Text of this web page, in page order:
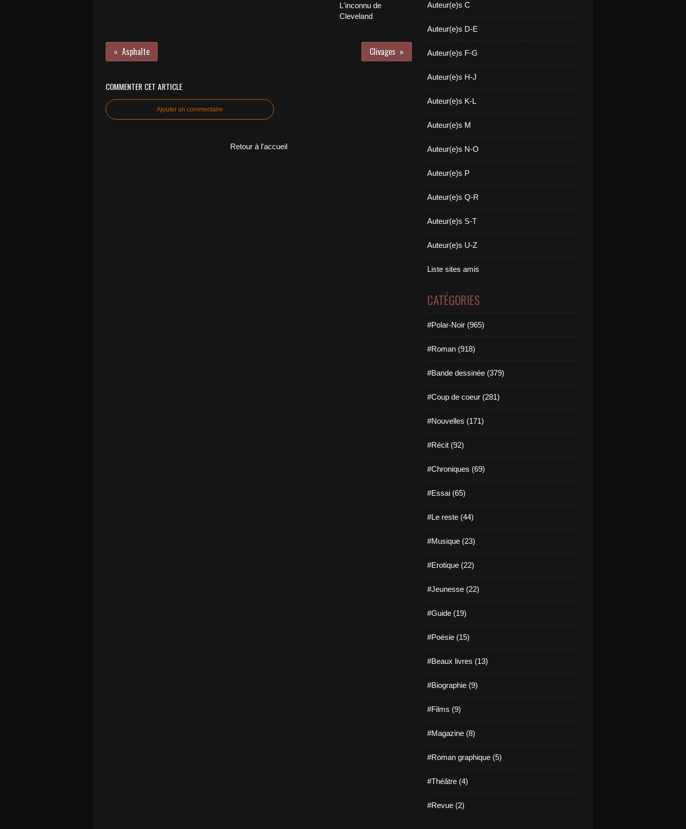
L'inconnu de
Cleveland
Asphalte Clivages
COMMENTER CET ARTICLE
Ajouter un commentaire
Retour à l'accueil
Auteur(e)s C
Auteur(e)s D-E
Auteur(e)s F-G
Auteur(e)s H-J
Auteur(e)s K-L
Auteur(e)s M
Auteur(e)s N-O
Auteur(e)s P
Auteur(e)s Q-R
Auteur(e)s S-T
Auteur(e)s U-Z
Liste sites amis
CATÉGORIES
#Polar-Noir (965)
#Roman (918)
#Bande dessinée (379)
#Coup de coeur (281)
#Nouvelles (171)
#Récit (92)
#Chroniques (69)
#Essai (65)
#Le reste (44)
#Musique (23)
#Erotique (22)
#Jeunesse (22)
#Guide (19)
#Poésie (15)
#Beaux livres (13)
#Biographie (9)
#Films (9)
#Magazine (8)
#Roman graphique (5)
#Théâtre (4)
#Revue (2)